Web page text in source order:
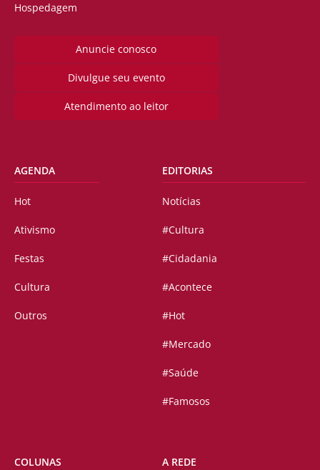
Hospedagem
Anuncie conosco
Divulgue seu evento
Atendimento ao leitor
AGENDA
Hot
Ativismo
Festas
Cultura
Outros
EDITORIAS
Notícias
#Cultura
#Cidadania
#Acontece
#Hot
#Mercado
#Saúde
#Famosos
COLUNAS A REDE